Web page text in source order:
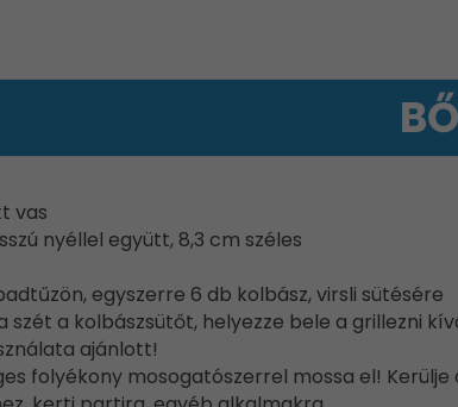
vas
nyéllel együtt, 8,3 cm széles
egyszerre 6 db kolbász, virsli sütésére
szét a kolbászsütőt, helyezze bele a grillezni
ajánlott!
folyékony mosogatószerrel mossa el!